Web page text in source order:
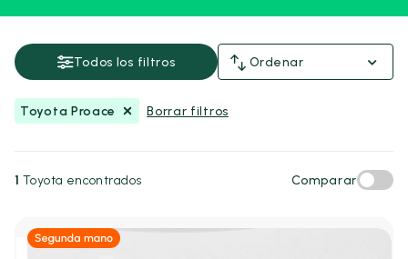
Precio y financiación
€
Todos los filtros Ordenar
Toyota Proace Borrar filtros
1 Toyota encontrados Comparar